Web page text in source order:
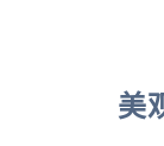
美